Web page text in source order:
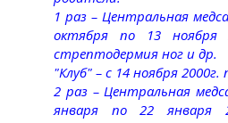
1 раз – Центральная
октября по 13 ноября
стрептодермия ног и др.
"Клуб" – с 14 ноября 2000г.
2 раз – Центральная
января по 22 января